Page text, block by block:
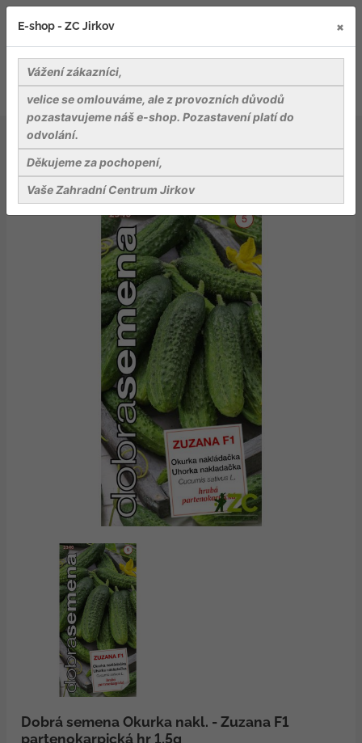
Osiva
Dobrá semena Okurka nakl. - Zuzana F1 partenokarpická
hr 1,5g
Dobrá semena Okurka nakl. - Zuzana F1
partenokarpická hr 1,5g
E-shop - ZC Jirkov ×
Vážení zákazníci,
velice se omlouváme, ale z provozních důvodů
pozastavujeme náš e-shop. Pozastavení platí do
odvolání.
Děkujeme za pochopení,
Vaše Zahradní Centrum Jirkov